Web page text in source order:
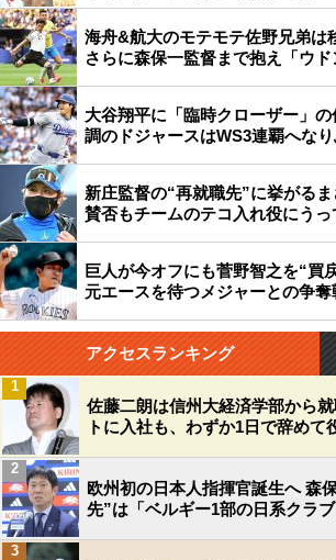
海舟&航大のモテモテ佐野兄弟は
さらに森保一監督まで抱え「ウド
大谷翔平に「臨時クローザー」
調のドジャースはWS3連覇へな
新庄監督の“再就職先”に挙がる
賛否もチームのテコ入れ役にうっ
巨人が今オフにも菅野智之を“
元エースを待つメジャーとの争奪
アクセスランキング
佐藤二朗は信州大経済学部から
トに入社も、わずか1日で辞めて
1
欧州初の日本人指揮官誕生へ 森
先”は「ベルギー1部の日系クラ
2
3